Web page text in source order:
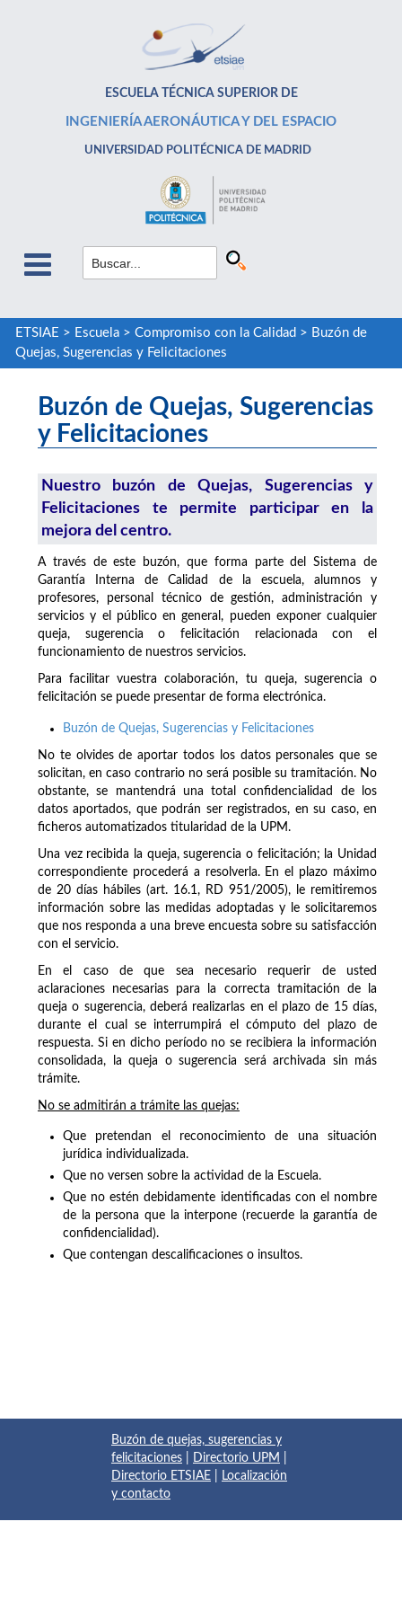
ESCUELA TÉCNICA SUPERIOR DE
INGENIERÍA AERONÁUTICA Y DEL ESPACIO
UNIVERSIDAD POLITÉCNICA DE MADRID
ETSIAE > Escuela> Compromiso con la Calidad > Buzón de
Quejas, Sugerencias y Felicitaciones
Buzón de Quejas, Sugerencias
y Felicitaciones
Nuestro buzón de Quejas, Sugerencias y
Felicitaciones te permite participar en la
mejora del centro.
A través de este buzón, que forma parte del Sistema de
Garantía Interna de Calidad de la escuela, alumnos y
profesores, personal técnico de gestión, administración y
servicios y el público en general, pueden exponer cualquier
queja, sugerencia o felicitación relacionada con el
funcionamiento de nuestros servicios.
Para facilitar vuestra colaboración, tu queja, sugerencia o
felicitación se puede presentar de forma electrónica.
Buzón de Quejas, Sugerencias y Felicitaciones
No te olvides de aportar todos los datos personales que se
solicitan, en caso contrario no será posible su tramitación. No
obstante, se mantendrá una total confidencialidad de los
datos aportados, que podrán ser registrados, en su caso, en
ficheros automatizados titularidad de la UPM.
Una vez recibida la queja, sugerencia o felicitación; la Unidad
correspondiente procederá a resolverla. En el plazo máximo
de 20 días hábiles (art. 16.1, RD 951/2005), le remitiremos
información sobre las medidas adoptadas y le solicitaremos
que nos responda a una breve encuesta sobre su satisfacción
con el servicio.
En el caso de que sea necesario requerir de usted
aclaraciones necesarias para la correcta tramitación de la
queja o sugerencia, deberá realizarlas en el plazo de 15 días,
durante el cual se interrumpirá el cómputo del plazo de
respuesta. Si en dicho período no se recibiera la información
consolidada, la queja o sugerencia será archivada sin más
trámite.
No se admitirán a trámite las quejas:
Que pretendan el reconocimiento de una situación
jurídica individualizada.
Que no versen sobre la actividad de la Escuela.
Que no estén debidamente identificadas con el nombre
de la persona que la interpone (recuerde la garantía de
confidencialidad).
Que contengan descalificaciones o insultos.
Buzón de quejas, sugerencias y
felicitaciones
Directorio UPM
Directorio ETSIAE
Localización
y contacto